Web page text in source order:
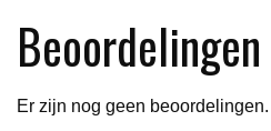
Beoordelingen
Er zijn nog geen beoordelingen.